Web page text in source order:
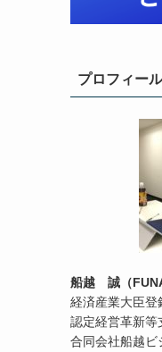
プロフィール
船越 誠（
経済産業大臣登
認定経営革新等
合同会社船越ビ